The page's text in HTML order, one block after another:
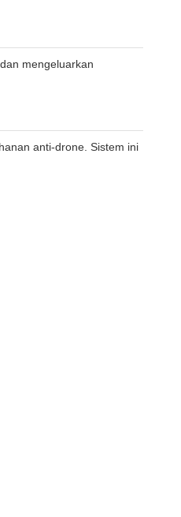
mengeluarkan
anti-drone. Sistem ini